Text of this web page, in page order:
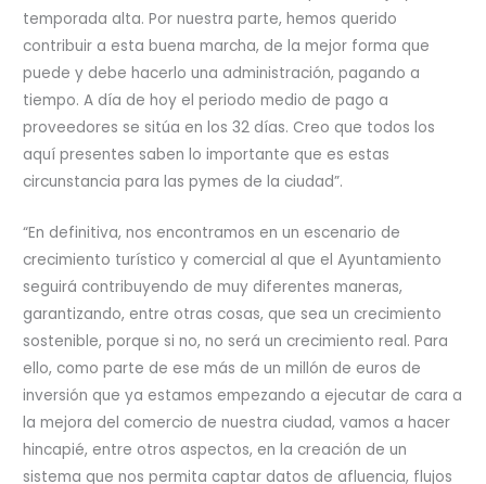
temporada alta. Por nuestra parte, hemos querido
contribuir a esta buena marcha, de la mejor forma que
puede y debe hacerlo una administración, pagando a
tiempo. A día de hoy el periodo medio de pago a
proveedores se sitúa en los 32 días. Creo que todos los
aquí presentes saben lo importante que es estas
circunstancia para las pymes de la ciudad”.
“En definitiva, nos encontramos en un escenario de
crecimiento turístico y comercial al que el Ayuntamiento
seguirá contribuyendo de muy diferentes maneras,
garantizando, entre otras cosas, que sea un crecimiento
sostenible, porque si no, no será un crecimiento real. Para
ello, como parte de ese más de un millón de euros de
inversión que ya estamos empezando a ejecutar de cara a
la mejora del comercio de nuestra ciudad, vamos a hacer
hincapié, entre otros aspectos, en la creación de un
sistema que nos permita captar datos de afluencia, flujos